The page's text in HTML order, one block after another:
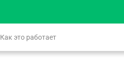
Как это работает